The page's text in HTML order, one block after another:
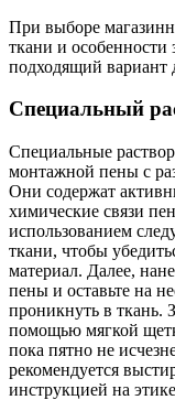
При выборе
ткани и особенности
подходящий вариант
Специальный
Специальные
монтажной пены с
Они содержат
химические связи
использованием
ткани, чтобы
материал. Далее,
пены и оставьте на
проникнуть в ткань.
помощью мягкой
пока пятно не
рекомендуется
инструкцией на